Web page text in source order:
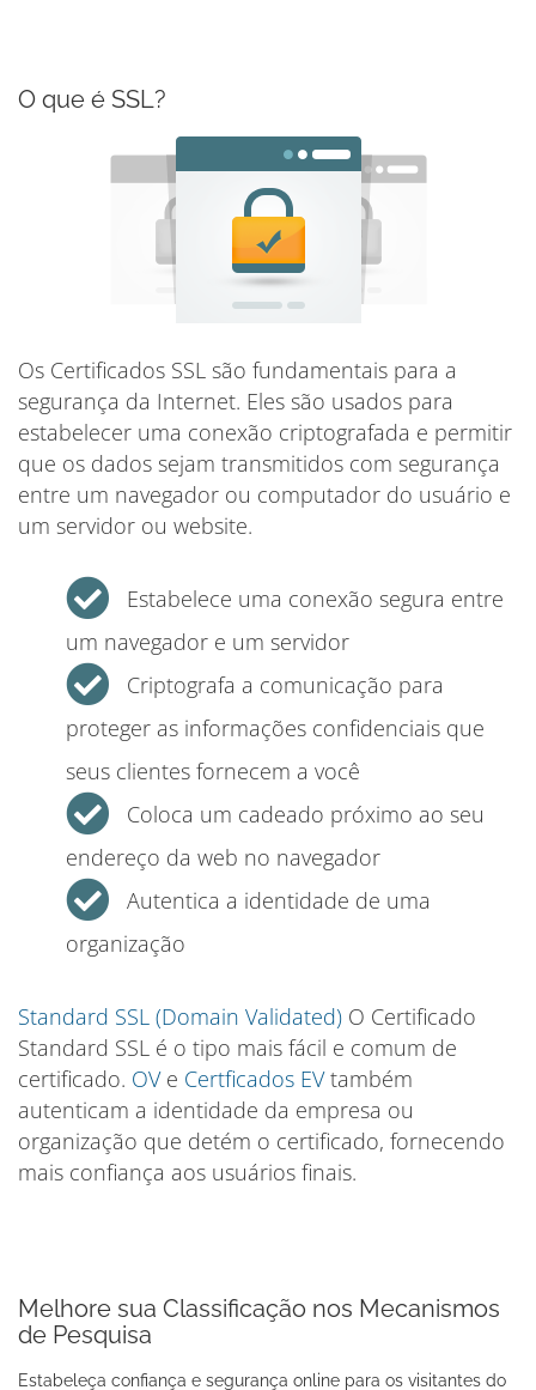
O que é SSL?
Os Certificados SSL são fundamentais para a
segurança da Internet. Eles são usados ​​para
estabelecer uma conexão criptografada e permitir
que os dados sejam transmitidos com segurança
entre um navegador ou computador do usuário e
um servidor ou website.
Estabelece uma conexão segura entre
um navegador e um servidor
Criptografa a comunicação para
proteger as informações confidenciais que
seus clientes fornecem a você
Coloca um cadeado próximo ao seu
endereço da web no navegador
Autentica a identidade de uma
organização
Standard SSL (Domain Validated) O Certificado
Standard SSL é o tipo mais fácil e comum de
certificado. OVe Certficados EVtambém
autenticam a identidade da empresa ou
organização que detém o certificado, fornecendo
mais confiança aos usuários finais.
Melhore sua Classificação nos Mecanismos
de Pesquisa
Estabeleça confiança e segurança online para os visitantes do